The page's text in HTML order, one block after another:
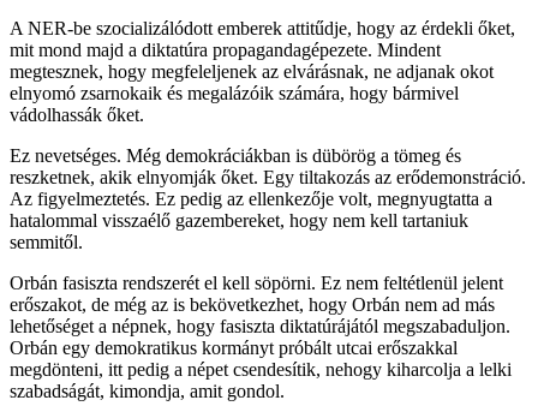
A NER-be szocializálódott emberek attitűdje, hogy az érdekli őket,
mit mond majd a diktatúra propagandagépezete. Mindent
megtesznek, hogy megfeleljenek az elvárásnak, ne adjanak okot
elnyomó zsarnokaik és megalázóik számára, hogy bármivel
vádolhassák őket.
Ez nevetséges. Még demokráciákban is dübörög a tömeg és
reszketnek, akik elnyomják őket. Egy tiltakozás az erődemonstráció.
Az figyelmeztetés. Ez pedig az ellenkezője volt, megnyugtatta a
hatalommal visszaélő gazembereket, hogy nem kell tartaniuk
semmitől.
Orbán fasiszta rendszerét el kell söpörni. Ez nem feltétlenül jelent
erőszakot, de még az is bekövetkezhet, hogy Orbán nem ad más
lehetőséget a népnek, hogy fasiszta diktatúrájától megszabaduljon.
Orbán egy demokratikus kormányt próbált utcai erőszakkal
megdönteni, itt pedig a népet csendesítik, nehogy kiharcolja a lelki
szabadságát, kimondja, amit gondol.